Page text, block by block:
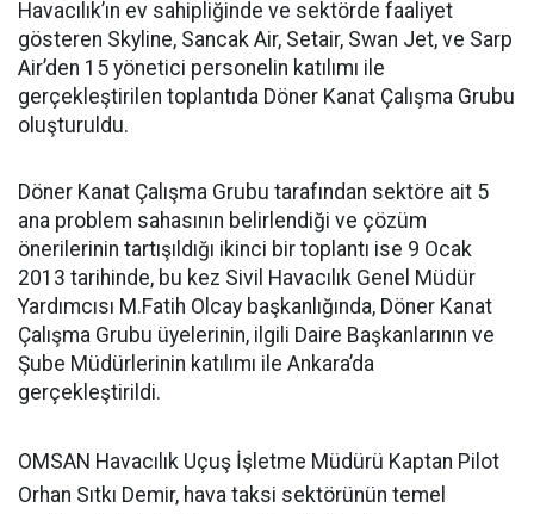
Havacılık’ın ev sahipliğinde ve sektörde faaliyet
gösteren Skyline, Sancak Air, Setair, Swan Jet, ve Sarp
Air’den 15 yönetici personelin katılımı ile
gerçekleştirilen toplantıda Döner Kanat Çalışma Grubu
oluşturuldu.
Döner Kanat Çalışma Grubu tarafından sektöre ait 5
ana problem sahasının belirlendiği ve çözüm
önerilerinin tartışıldığı ikinci bir toplantı ise 9 Ocak
2013 tarihinde, bu kez Sivil Havacılık Genel Müdür
Yardımcısı M.Fatih Olcay başkanlığında, Döner Kanat
Çalışma Grubu üyelerinin, ilgili Daire Başkanlarının ve
Şube Müdürlerinin katılımı ile Ankara’da
gerçekleştirildi.
OMSAN Havacılık Uçuş İşletme Müdürü Kaptan Pilot
Orhan Sıtkı Demir, hava taksi sektörünün temel